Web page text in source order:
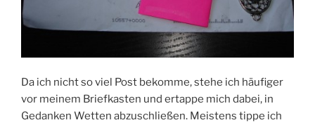
Da ich nicht so viel Post bekomme, stehe ich häufiger
vor meinem Briefkasten und ertappe mich dabei, in
Gedanken Wetten abzuschließen. Meistens tippe ich